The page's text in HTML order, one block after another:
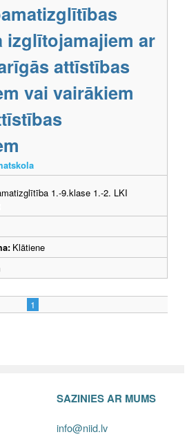
izglītojamajiem ar
attīstības
vai vairākiem
1.-9.klase 1.-2. LKI
Klātiene
1
SAZINIES AR MUMS
info@niid.lv